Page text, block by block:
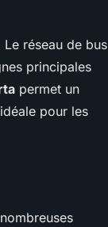
réseau de bus
principales
permet un
pour les